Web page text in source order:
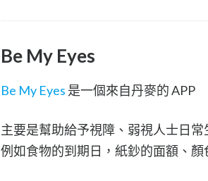
Be My Eyes
Be My Eyes 是一個來自丹麥的 APP
主要是幫助給予視障、弱視人士日常
例如食物的到期日，紙鈔的面額、顏